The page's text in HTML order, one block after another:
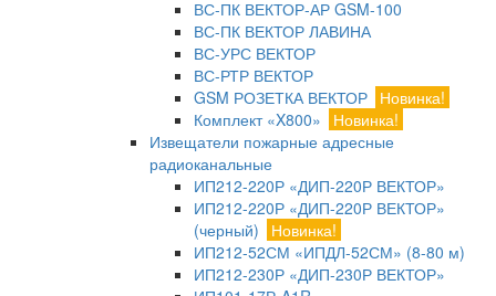
ВС-ПК ВЕКТОР-АР GSM-100
ВС-ПК ВЕКТОР ЛАВИНА
ВС-УРС ВЕКТОР
ВС-РТР ВЕКТОР
GSM РОЗЕТКА ВЕКТОР Новинка!
Комплект «X800»
Новинка!
Извещатели пожарные адресные
радиоканальные
ИП212-220Р «ДИП-220Р ВЕКТОР»
ИП212-220Р «ДИП-220Р ВЕКТОР»
(черный)
Новинка!
ИП212-52СМ «ИПДЛ-52СМ» (8-80 м)
ИП212-230Р «ДИП-230Р ВЕКТОР»